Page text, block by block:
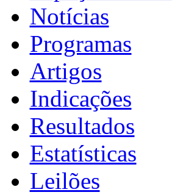
Notícias
Programas
Artigos
Indicações
Resultados
Estatísticas
Leilões